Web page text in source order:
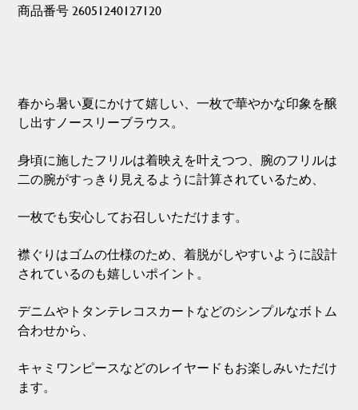
商品番号 26051240127120
春から暑い夏にかけて嬉しい、一枚で華やかな印象を醸
し出すノースリーブラウス。
身頃に施したフリルは着映えを叶えつつ、腕のフリルは
二の腕がすっきり見えるように計算されているため、
一枚でも安心してお召しいただけます。
襟ぐりはゴムの仕様のため、着脱がしやすいように設計
されているのも嬉しいポイント。
デニムやトタンテレコスカートなどのシンプルなボトム
合わせから、
キャミワンピースなどのレイヤードもお楽しみいただけ
ます。